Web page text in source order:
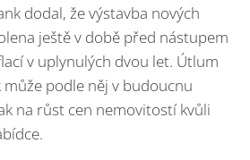
dodal, že výstavba nových
ještě v době před nástupem
v uplynulých dvou let. Útlum
podle něj v budoucnu
na růst cen nemovitostí kvůli